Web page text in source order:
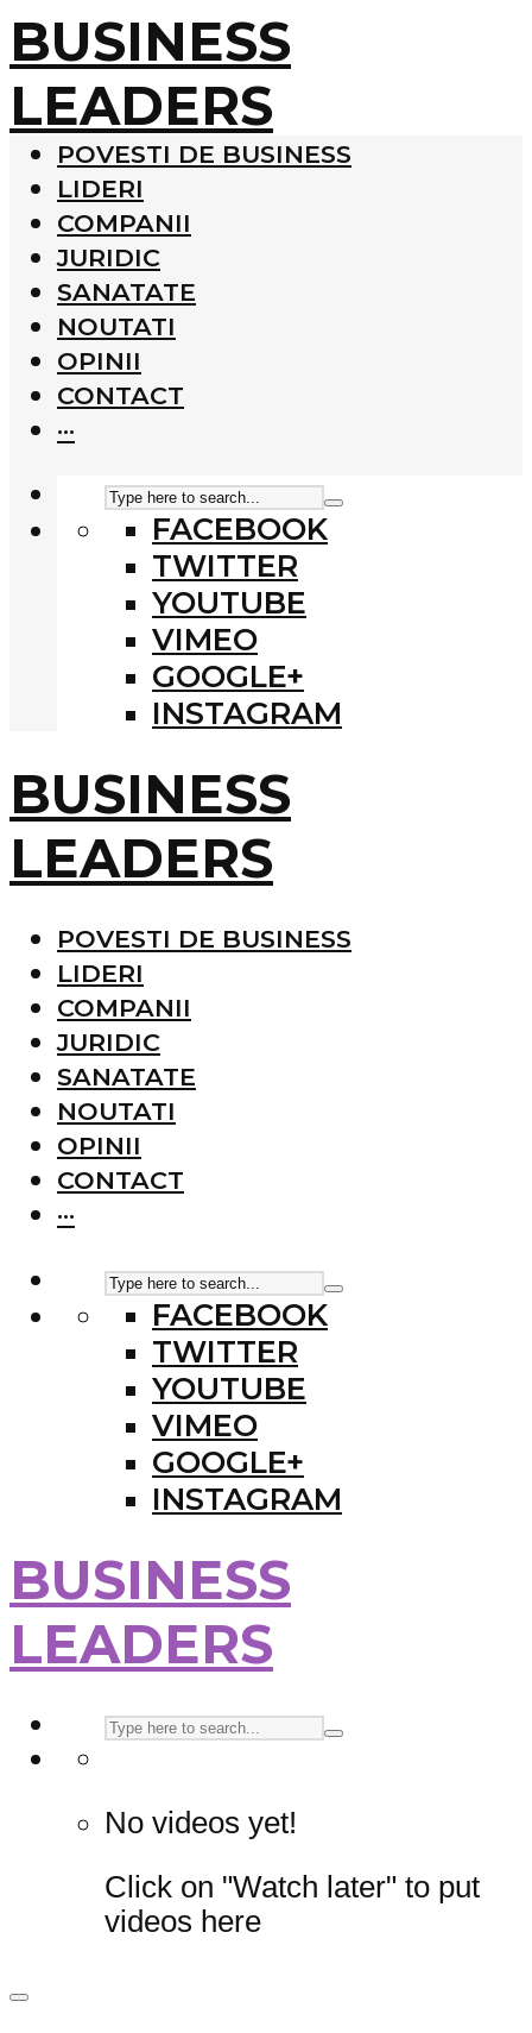
BUSINESS
LEADERS
POVESTI DE BUSINESS
LIDERI
COMPANII
JURIDIC
SANATATE
NOUTATI
OPINII
CONTACT
···
FACEBOOK
TWITTER
YOUTUBE
VIMEO
GOOGLE+
INSTAGRAM
BUSINESS
LEADERS
POVESTI DE BUSINESS
LIDERI
COMPANII
JURIDIC
SANATATE
NOUTATI
OPINII
CONTACT
···
FACEBOOK
TWITTER
YOUTUBE
VIMEO
GOOGLE+
INSTAGRAM
BUSINESS
LEADERS
No videos yet!
Click on "Watch later" to put
videos here